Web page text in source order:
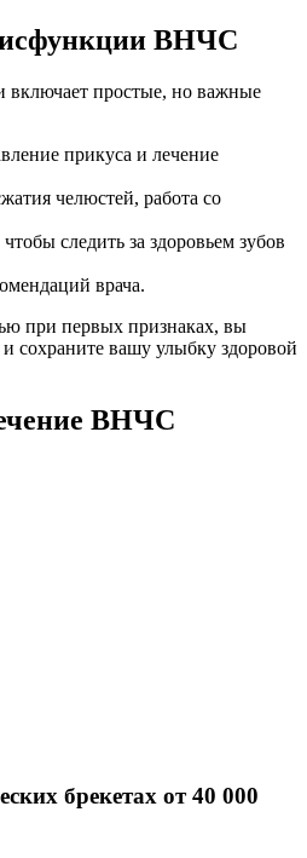
ВНЧС
простые, но важные
прикуса и лечение
челюстей, работа со
следить за здоровьем зубов
врача.
при первых признаках, вы
сохраните вашу улыбку здоровой
ВНЧС
брекетах от 40 000